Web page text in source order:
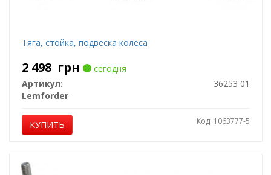
Тяга, стойка, подвеска колеса
2 498 грн
сегодня
Артикул:
36253 01
Lemforder
КУПИТЬ Код: 1063777-5